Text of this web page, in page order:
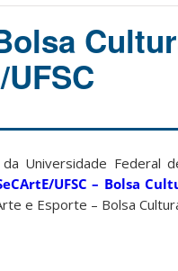
Universidade Federal
UFSC – Bolsa
e Esporte – Bolsa